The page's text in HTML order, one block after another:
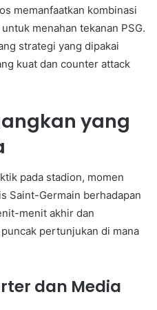
memanfaatkan kombinasi
menahan tekanan PSG.
strategi yang dipakai
kuat dan counter attack
yang
pada stadion, momen
Saint-Germain berhadapan
menit akhir dan
pertunjukan di mana
dan Media